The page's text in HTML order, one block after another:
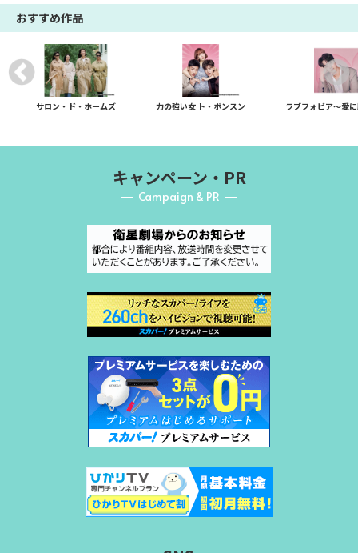
おすすめ作品
サロン・ド・ホームズ 力の強い女 ト・ボンスン ラブフォビア～愛
キャンペーン・PR
Campaign & PR